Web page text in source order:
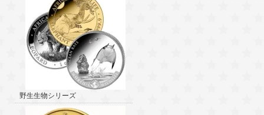
野生生物シリーズ